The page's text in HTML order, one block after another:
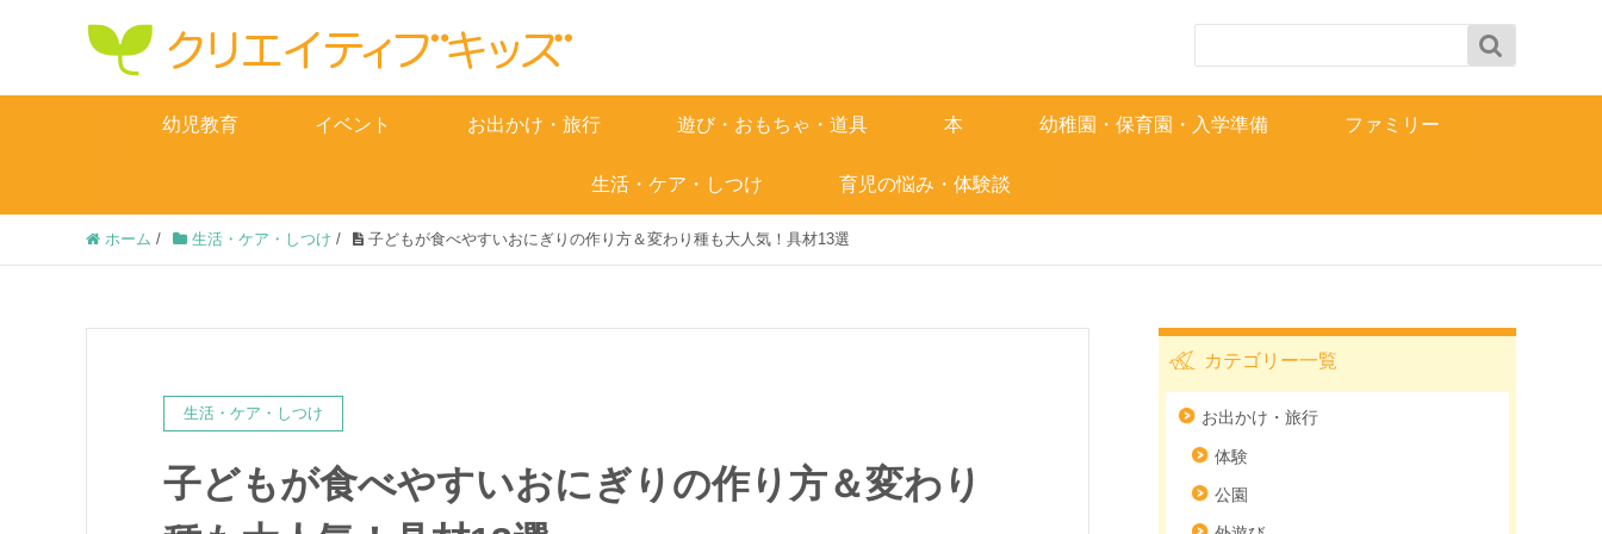

幼児教育 イベント お出かけ・旅行 遊び・おもちゃ・道具 本 幼稚園・保育園・入学準備 ファミリー
生活・ケア・しつけ 育児の悩み・体験談
ホーム / 生活・ケア・しつけ / 子どもが食べやすいおにぎりの作り方＆変わり種も大人気！具材13選
生活・ケア・しつけ
子どもが食べやすいおにぎりの作り方＆変わり
カテゴリー一覧
お出かけ・旅行
体験
公園